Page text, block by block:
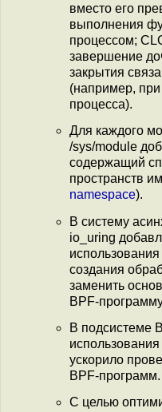
вместо его
выполнения
процессом;
завершение
закрытия
(например,
процесса).
Для каждого
/sys/module
содержащий
пространств
namespace).
В систему
io_uring
создания
заменить
BPF-
В подсистеме
использования
ускорило
BPF-программ.
С целью